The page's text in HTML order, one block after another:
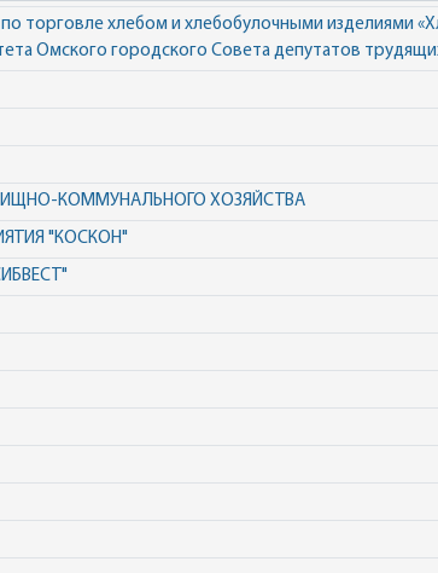
торговле хлебом и хлебобулочными изделиями
Омского городского Совета депутатов
КОММУНАЛЬНОГО ХОЗЯЙСТВА
"КОСКОН"